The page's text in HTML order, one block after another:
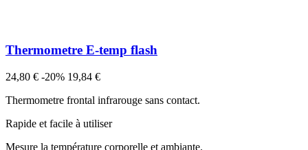
Thermometre E-temp flash
Prix
base
24,80 € -20% 19,84 €Prix
Thermometre frontal infrarouge sans contact.
Rapide et facile à utiliser
Mesure la température corporelle et ambiante.